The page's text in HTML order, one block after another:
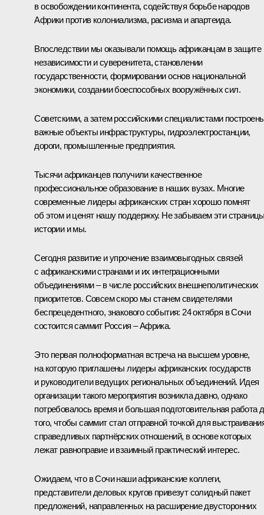
в освобождении континента, содействуя борьбе народов
Африки против колониализма, расизма и апартеида.
Впоследствии мы оказывали помощь африканцам в защите
независимости и суверенитета, становлении
государственности, формировании основ национальной
экономики, создании боеспособных вооружённых сил.
Советскими, а затем российскими специалистами
важные объекты инфраструктуры, гидроэлектростанции,
дороги, промышленные предприятия.
Тысячи африканцев получили качественное
профессиональное образование в наших вузах. Многие
современные лидеры африканских стран хорошо помнят
об этом и ценят нашу поддержку. Не забываем эти
истории и мы.
Сегодня развитие и упрочение взаимовыгодных связей
с африканскими странами и их интеграционными
объединениями – в числе российских внешнеполитических
приоритетов. Совсем скоро мы станем свидетелями
беспрецедентного, знакового события: 24 октября в Сочи
состоится саммит Россия – Африка.
Это первая полноформатная встреча на высшем уровне,
на которую приглашены лидеры африканских государств
и руководители ведущих региональных объединений. Идея
организации такого мероприятия возникла давно, однако
потребовалось время и большая подготовительная работа
того, чтобы саммит стал отправной точкой для
справедливых партнёрских отношений, в основе которых
лежат равноправие и взаимный практический интерес.
Ожидаем, что в Сочи наши африканские коллеги,
представители деловых кругов привезут солидный пакет
предложений, направленных на расширение двусторонних